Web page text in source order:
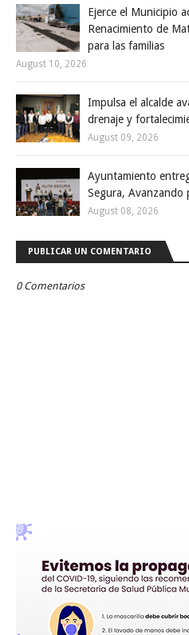
Ejerce el Municipio
Renacimiento de
para las familias
August 10, 2026
Impulsa el alcalde
drenaje y
August 09, 2026
Ayuntamiento
Segura, Avanzando
August 08, 2026
PUBLICAR UN COMENTARIO
0 Comentarios